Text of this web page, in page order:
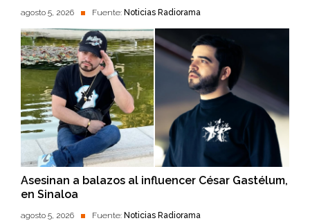
agosto 5, 2026 Fuente: Noticias Radiorama
Asesinan a balazos al influencer César Gastélum,
en Sinaloa
agosto 5, 2026 Fuente: Noticias Radiorama